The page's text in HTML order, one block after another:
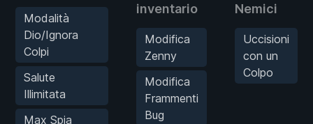
Modalità
Dio/Ignora
Colpi
Salute
Illimitata
Max Spia
inventario
Modifica
Zenny
Modifica
Frammenti
Bug
Nemici
Uccisioni
con un
Colpo